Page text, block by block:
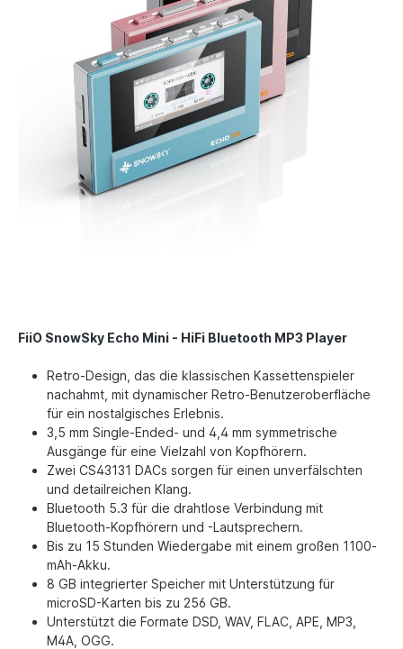
FiiO SnowSky Echo Mini - HiFi Bluetooth MP3 Player
Retro-Design, das die klassischen Kassettenspieler
nachahmt, mit dynamischer Retro-Benutzeroberfläche
für ein nostalgisches Erlebnis.
3,5 mm Single-Ended- und 4,4 mm symmetrische
Ausgänge für eine Vielzahl von Kopfhörern.
Zwei CS43131 DACs sorgen für einen unverfälschten
und detailreichen Klang.
Bluetooth 5.3 für die drahtlose Verbindung mit
Bluetooth-Kopfhörern und -Lautsprechern.
Bis zu 15 Stunden Wiedergabe mit einem großen 1100-
mAh-Akku.
8 GB integrierter Speicher mit Unterstützung für
microSD-Karten bis zu 256 GB.
Unterstützt die Formate DSD, WAV, FLAC, APE, MP3,
M4A, OGG.